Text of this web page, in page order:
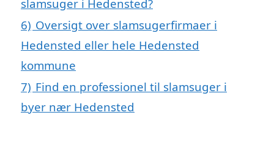
slamsuger i Hedensted?
6) Oversigt over slamsugerfirmaer i
Hedensted eller hele Hedensted
kommune
7) Find en professionel til slamsuger i
byer nær Hedensted